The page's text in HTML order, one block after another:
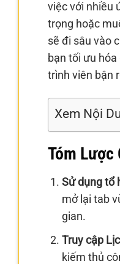
việc với nhiều
trọng hoặc
sẽ đi sâu vào
bạn tối ưu
trình viên bận
Xem Nội
Tóm Lược
Sử dụng tổ
mở lại tab
gian.
Truy cập
kiếm thủ